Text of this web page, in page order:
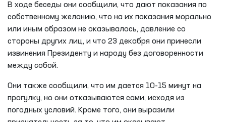
В ходе беседы они сообщили, что дают показания по
собственному желанию, что на их показания морально
или иным образом не оказывалось, давление со
стороны других лиц, и что 23 декабря они принесли
извинения Президенту и народу без договоренности
между собой.
Они также сообщили, что им дается 10-15 минут на
прогулку, но они отказываются сами, исходя из
погодных условий. Кроме того, они выразили